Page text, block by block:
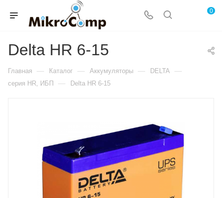
0
Delta HR 6-15
Главная — Каталог — Аккумуляторы — DELTA —
серия HR, ИБП — Delta HR 6-15